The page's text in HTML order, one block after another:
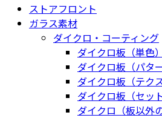
ストアフロント
ガラス素材
ダイクロ・コーティング
ダイクロ板（単色）
ダイクロ板（パター
ダイクロ板（テク
ダイクロ板（セッ
ダイクロ（板以外